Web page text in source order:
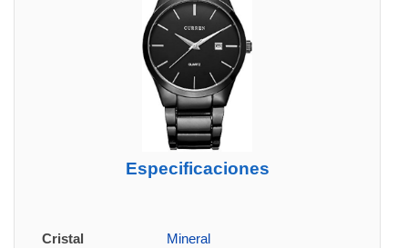
Especificaciones
Cristal Mineral